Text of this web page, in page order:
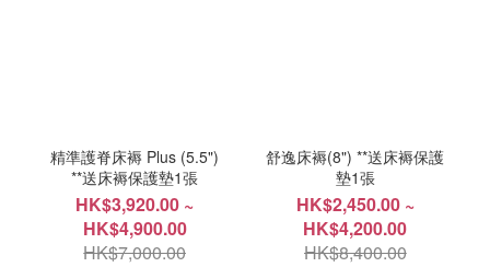
精準護脊床褥 Plus (5.5")
**送床褥保護墊1張
HK$3,920.00 ~
HK$4,900.00
HK$7,000.00
舒逸床褥(8") **送床褥保護
墊1張
HK$2,450.00 ~
HK$4,200.00
HK$8,400.00